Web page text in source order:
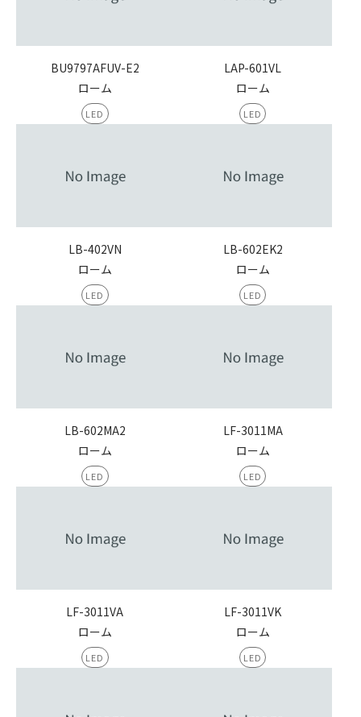
BU9797AFUV-E2
ローム
LED
LAP-601VL
ローム
LED
LB-402VN
ローム
LED
LB-602EK2
ローム
LED
LB-602MA2
ローム
LED
LF-3011MA
ローム
LED
LF-3011VA
ローム
LED
LF-3011VK
ローム
LED